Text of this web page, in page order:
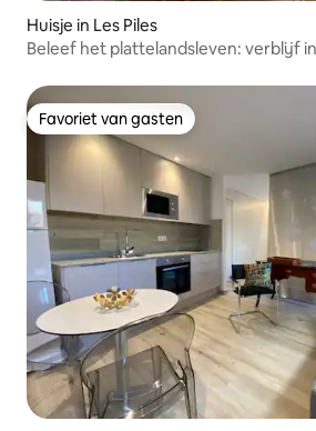
Huisje in Les Piles
Beleef het plattelandsleven: verblijf in
Favoriet van gasten
Favoriet van gasten